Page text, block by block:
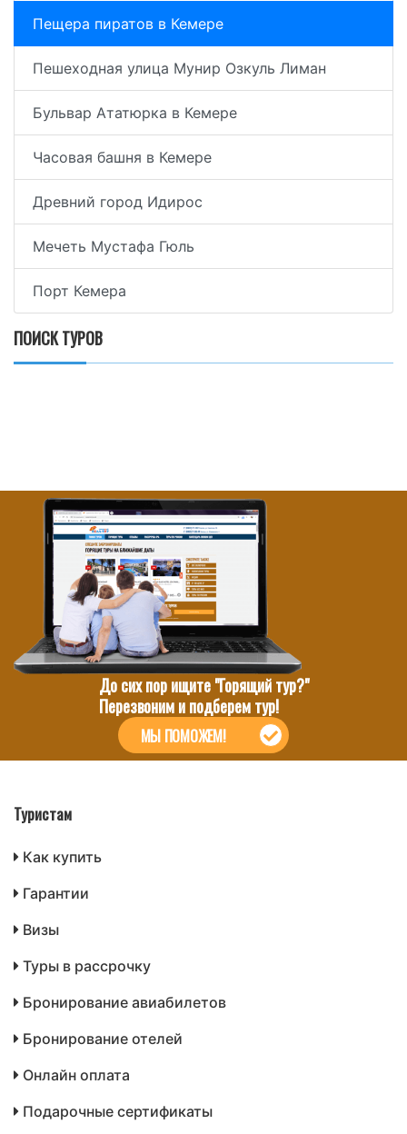
Пещера пиратов в Кемере
Пешеходная улица Мунир Озкуль Лиман
Бульвар Ататюрка в Кемере
Часовая башня в Кемере
Древний город Идирос
Мечеть Мустафа Гюль
Порт Кемера
ПОИСК ТУРОВ
До сих пор ищите "Горящий тур?"
Перезвоним и подберем тур!
МЫ ПОМОЖЕМ!
Туристам
Как купить
Гарантии
Визы
Туры в рассрочку
Бронирование авиабилетов
Бронирование отелей
Онлайн оплата
Подарочные сертификаты